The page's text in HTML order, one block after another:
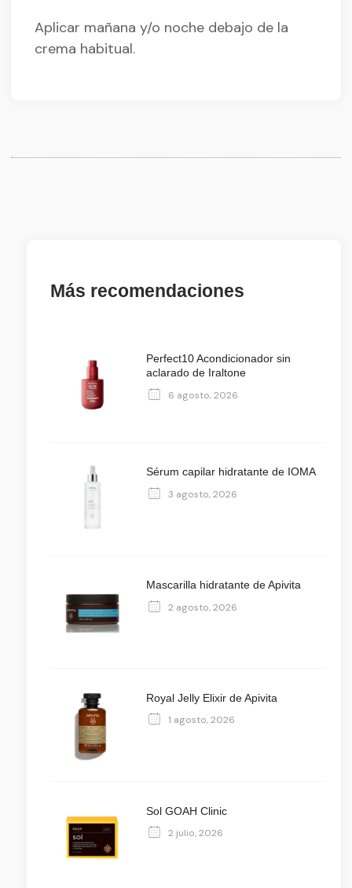
Aplicar mañana y/o noche debajo de la
crema habitual.
Más recomendaciones
Perfect10 Acondicionador sin
aclarado de Iraltone
6 agosto, 2026
Sérum capilar hidratante de IOMA
3 agosto, 2026
Mascarilla hidratante de Apivita
2 agosto, 2026
Royal Jelly Elixir de Apivita
1 agosto, 2026
Sol GOAH Clinic
2 julio, 2026